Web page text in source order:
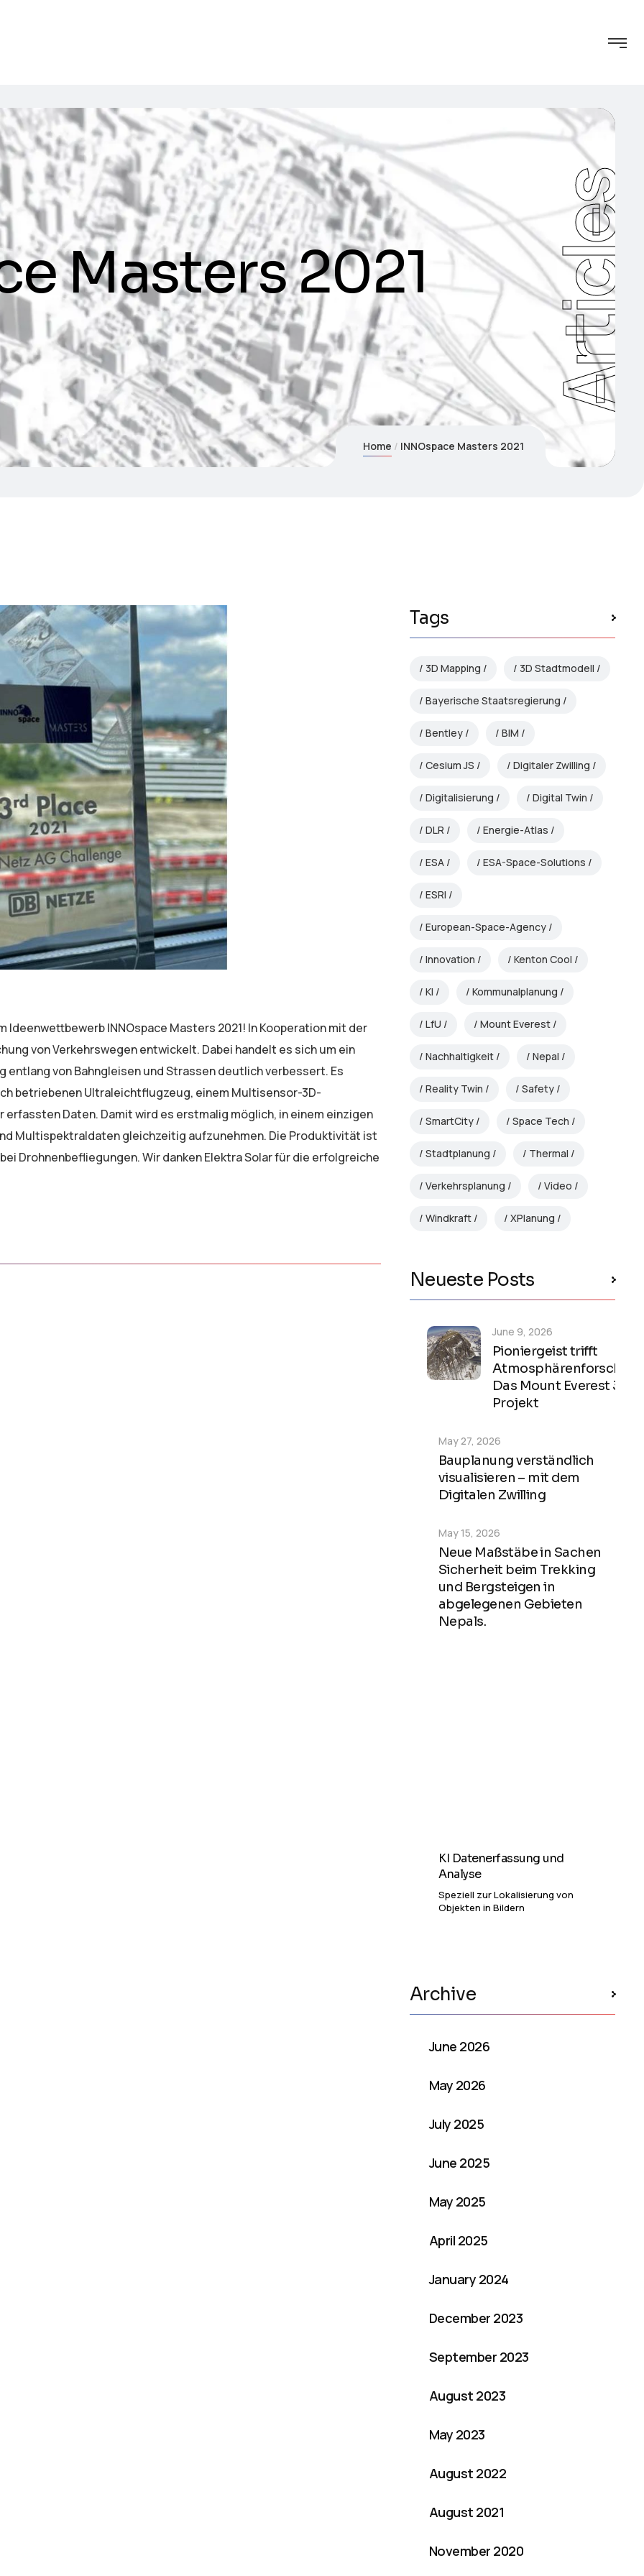
Masters 2021 Articles
Home INNOspace Masters 2021
Ideenwettbewerb INNOspace Masters 2021! In Kooperation mit der
von Verkehrswegen entwickelt. Dabei handelt es sich um ein
von Bahngleisen und Strassen deutlich verbessert. Es
betriebenen Ultraleichtflugzeug, einem Multisensor-3D-
Daten. Damit wird es erstmalig möglich, in einem einzigen
Multispektraldaten gleichzeitig aufzunehmen. Die Produktivität ist
Drohnenbefliegungen. Wir danken Elektra Solar für die erfolgreiche
Tags
3D Mapping 3D Stadtmodell
Bayerische Staatsregierung
Bentley BIM
Cesium JS Digitaler Zwilling
Digitalisierung Digital Twin
DLR Energie-Atlas
ESA ESA-Space-Solutions
ESRI
European-Space-Agency
Innovation Kenton Cool
KI Kommunalplanung
LfU Mount Everest
Nachhaltigkeit Nepal
Reality Twin Safety
SmartCity Space Tech
Stadtplanung Thermal
Verkehrsplanung Video
Windkraft XPlanung
Neueste Posts
Pioniergeist trifft
Das Mount Everest 3D-
Projekt
June 9, 2026
Bauplanung verständlich
visualisieren – mit dem
Digitalen Zwilling
May 27, 2026
Neue Maßstäbe in Sachen
Sicherheit beim Trekking
und Bergsteigen in
abgelegenen Gebieten
Nepals.
May 15, 2026
KI Datenerfassung und
Analyse
Speziell zur Lokalisierung von
Objekten in Bildern
Archive
June 2026
May 2026
July 2025
June 2025
May 2025
April 2025
January 2024
December 2023
September 2023
August 2023
May 2023
August 2022
August 2021
November 2020